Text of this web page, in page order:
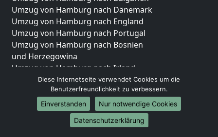
Umzug von Hamburg nach Dänemark
Umzug von Hamburg nach England
Umzug von Hamburg nach Portugal
Umzug von Hamburg nach Bosnien
und Herzegowina
Umzug von Hamburg nach Irland
Umzug von Hamburg nach Lettland
Umzug von Hamburg nach Zypern
Umzug von Hamburg nach Kroatien
Umzug von Hamburg nach Estland
Umzug von Hamburg nach Finnland
Diese Internetseite verwendet Cookies um die
Benutzerfreundlichkeit zu verbessern.
Einverstanden
Nur notwendige Cookies
Datenschutzerklärung